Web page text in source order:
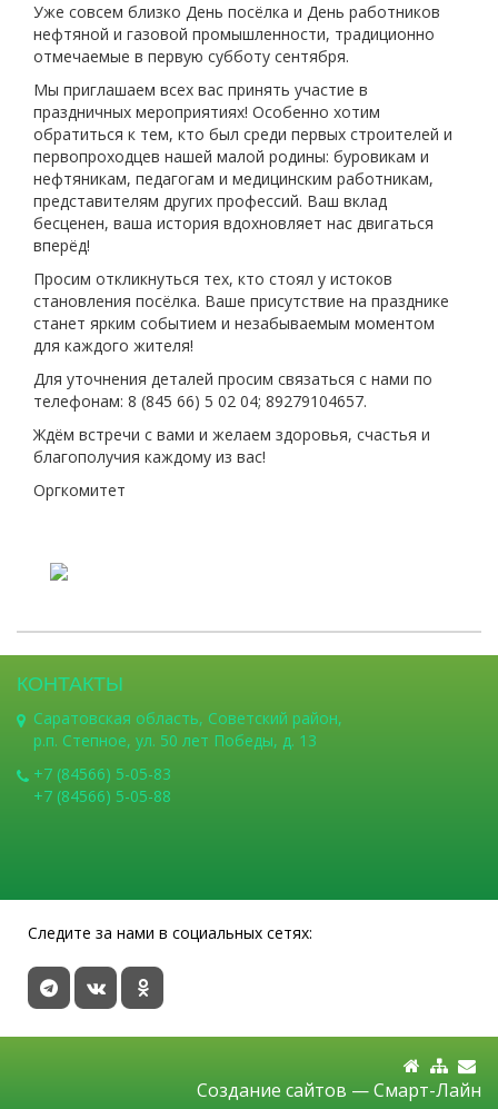
Уже совсем близко День посёлка и День работников
нефтяной и газовой промышленности, традиционно
отмечаемые в первую субботу сентября.
Мы приглашаем всех вас принять участие в
праздничных мероприятиях! Особенно хотим
обратиться к тем, кто был среди первых строителей и
первопроходцев нашей малой родины: буровикам и
нефтяникам, педагогам и медицинским работникам,
представителям других профессий. Ваш вклад
бесценен, ваша история вдохновляет нас двигаться
вперёд!
Просим откликнуться тех, кто стоял у истоков
становления посёлка. Ваше присутствие на празднике
станет ярким событием и незабываемым моментом
для каждого жителя!
Для уточнения деталей просим связаться с нами по
телефонам: 8 (845 66) 5 02 04; 89279104657.
Ждём встречи с вами и желаем здоровья, счастья и
благополучия каждому из вас!
Оргкомитет
КОНТАКТЫ
Саратовская область, Советский район,
р.п. Степное, ул. 50 лет Победы, д. 13
+7 (84566) 5-05-83
+7 (84566) 5-05-88
Следите за нами в социальных сетях:
Создание сайтов —Смарт-Лайн